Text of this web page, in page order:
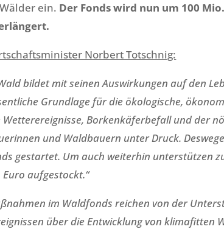
ein. Der Fonds wird nun um 100
Norbert Totschnig:
bildet mit seinen Auswirkungen auf den
Grundlage für die ökologische,
Wetterereignisse, Borkenkäferbefall und der
und Waldbauern unter Druck.
gestartet. Um auch weiterhin unterstützen
Euro aufgestockt.“
im Waldfonds reichen von der
über die Entwicklung von